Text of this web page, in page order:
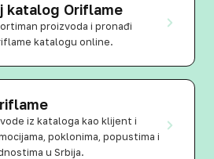
katalog Oriflame
proizvoda i pronađi
katalogu online.
iz kataloga kao klijent i
poklonima, popustima i
u Srbija.